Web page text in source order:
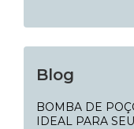
Blog
BOMBA DE POÇO: COMO ESCOLHER A OPÇÃO
IDEAL PARA